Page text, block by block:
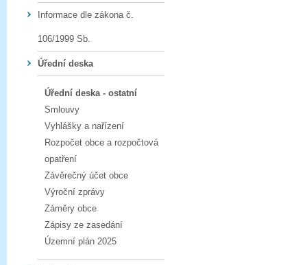
Informace dle zákona č.
106/1999 Sb.
Úřední deska
Úřední deska - ostatní
Smlouvy
Vyhlášky a nařízení
Rozpočet obce a rozpočtová
opatření
Závěrečný účet obce
Výroční zprávy
Záměry obce
Zápisy ze zasedání
Územní plán 2025